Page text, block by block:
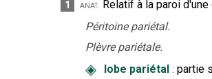
1 anat. Relatif à la paroi d'une
Péritoine pariétal.
Plèvre pariétale.
◈ lobe pariétal : partie